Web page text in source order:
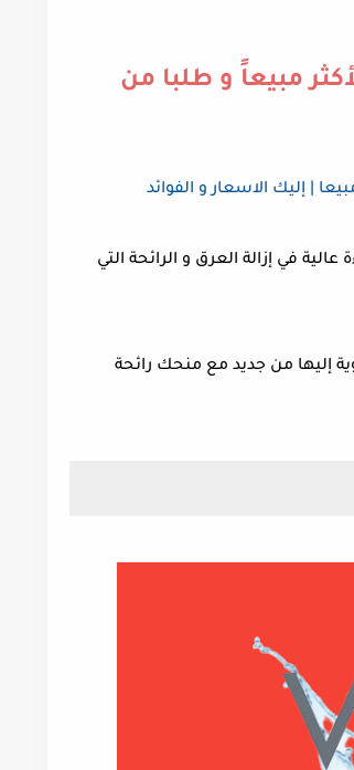
مبيعاً و طلبا من
| إليك الاسعار و الفوائد
في إزالة العرق و الرائحة التي
إليها من جديد مع منحك رائحة